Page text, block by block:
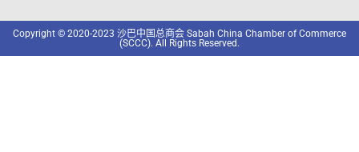
Copyright © 2020-2023 沙巴中国总商会 Sabah China Chamber of Commerce
(SCCC). All Rights Reserved.